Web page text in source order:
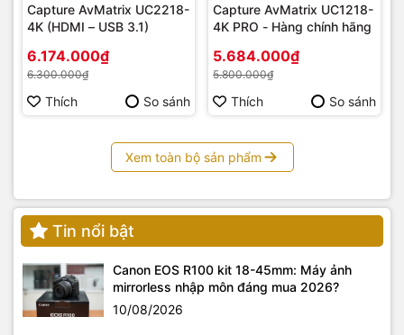
Capture AvMatrix UC2218-
4K (HDMI – USB 3.1)
6.174.000₫
6.300.000₫
Thích So sánh
Capture AvMatrix UC1218-
4K PRO - Hàng chính hãng
5.684.000₫
5.800.000₫
Thích So sánh
Xem toàn bộ sản phẩm
Tin nổi bật
Canon EOS R100 kit 18-45mm: Máy ảnh
mirrorless nhập môn đáng mua 2026?
10/08/2026